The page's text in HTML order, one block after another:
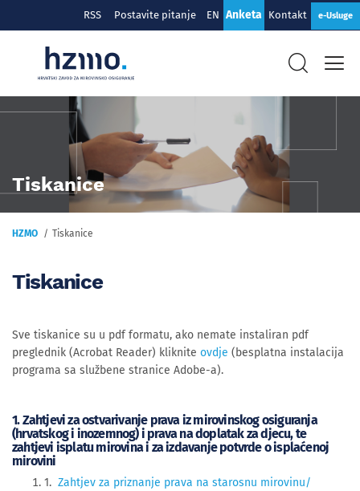
RSS Postavite pitanje EN Anketa Kontakt e-Usluge
Tiskanice
HZMO Tiskanice
Tiskanice
Sve tiskanice su u pdf formatu, ako nemate instaliran pdf
preglednik (Acrobat Reader) kliknite ovdje (besplatna instalacija
programa sa službene stranice Adobe-a).
1. Zahtjevi za ostvarivanje prava iz mirovinskog osiguranja
(hrvatskog i inozemnog) i prava na doplatak za djecu, te
zahtjevi isplatu mirovina i za izdavanje potvrde o isplaćenoj
mirovini
1. Zahtjev za priznanje prava na starosnu mirovinu/